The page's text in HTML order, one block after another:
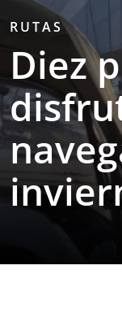
RUTAS
Diez